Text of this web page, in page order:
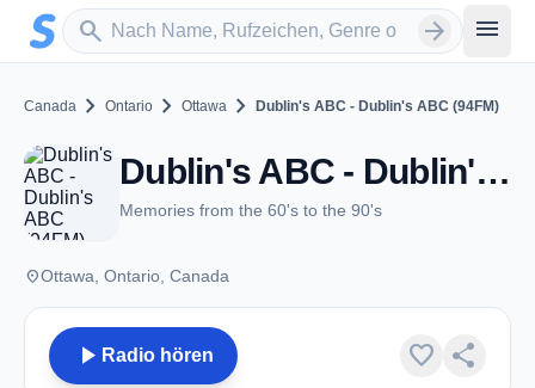
Zum Hauptinhalt springen
search
Sender suchen arrow_forward menu
Canada chevron_right Ontario chevron_right Ottawa chevron_right Dublin's ABC - Dublin's ABC (94FM)
Dublin's ABC - Dublin's ABC (94FM) - Ottawa, ON
Memories from the 60's to the 90's
placeOttawa, Ontario, Canada
play_arrow Radio hören favorite share